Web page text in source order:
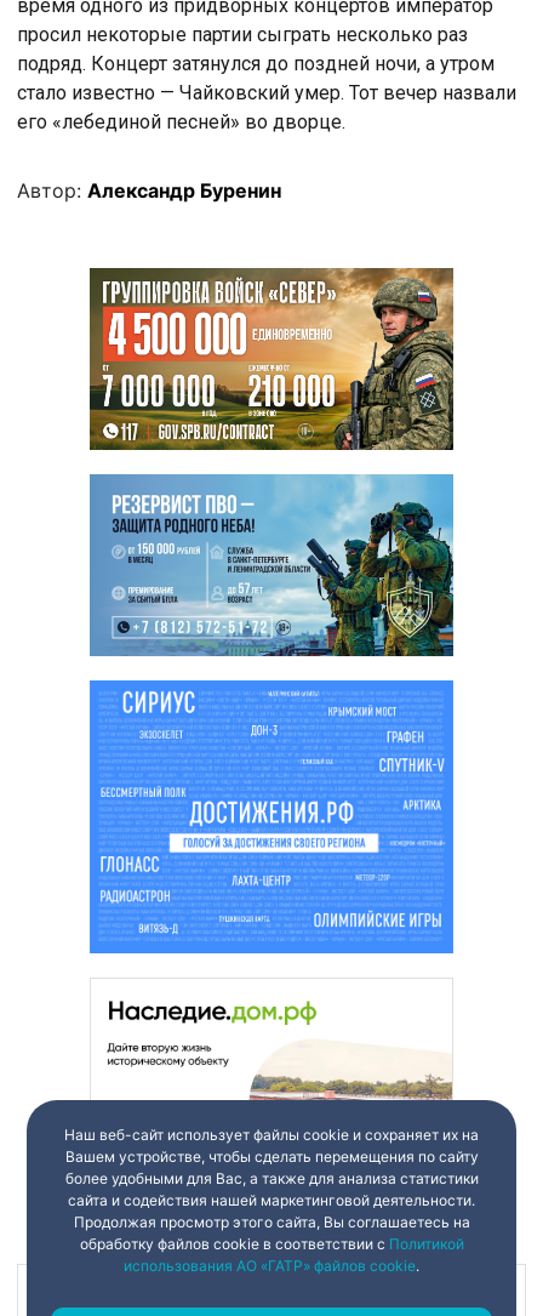
время одного из придворных концертов император
просил некоторые партии сыграть несколько раз
подряд. Концерт затянулся до поздней ночи, а утром
стало известно — Чайковский умер. Тот вечер назвали
его «лебединой песней» во дворце.
Автор: Александр Буренин
Наш канал в
Наш веб-сайт использует файлы cookie и сохраняет их на
Вашем устройстве, чтобы сделать перемещения по сайту
более удобными для Вас, а также для анализа статистики
сайта и содействия нашей маркетинговой деятельности.
Продолжая просмотр этого сайта, Вы соглашаетесь на
обработку файлов cookie в соответствии с Политикой
использования АО «ГАТР» файлов cookie.